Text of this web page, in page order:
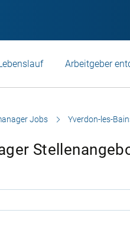
Arbeitgeber
Jobs Yverdon-les-